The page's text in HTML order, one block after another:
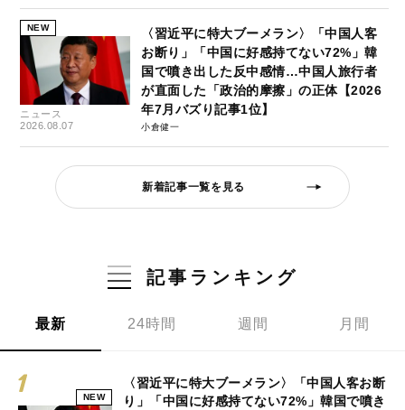
NEW
ニュース
2026.08.07
〈習近平に特大ブーメラン〉「中国人客
お断り」「中国に好感持てない72%」韓
国で噴き出した反中感情…中国人旅行者
が直面した「政治的摩擦」の正体【2026
年7月バズり記事1位】
小倉健一
新着記事一覧を見る
記事ランキング
最新 24時間 週間 月間
NEW
〈習近平に特大ブーメラン〉「中国人客お断
り」「中国に好感持てない72%」韓国で噴き